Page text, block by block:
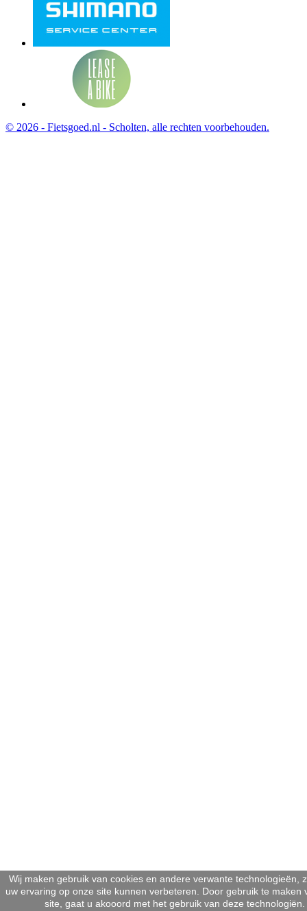
Wij maken gebruik van cookies en andere verwante technologieën,
uw ervaring op onze site kunnen verbeteren. Door gebruik te maken
site, gaat u akooord met het gebruik van deze technologiën.
© 2026 - Fietsgoed.nl - Scholten, alle rechten voorbehouden.